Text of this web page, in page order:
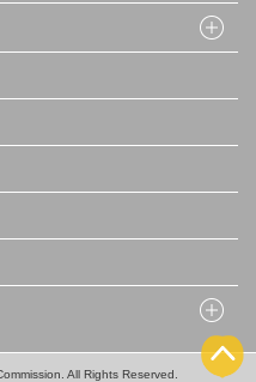
All Rights Reserved.